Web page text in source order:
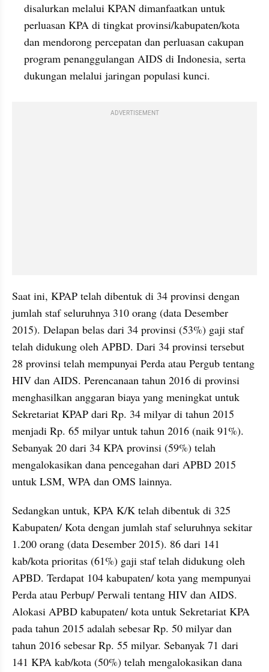
disalurkan melalui KPAN dimanfaatkan untuk
perluasan KPA di tingkat provinsi/kabupaten/kota
dan mendorong percepatan dan perluasan cakupan
program penanggulangan AIDS di Indonesia, serta
dukungan melalui jaringan populasi kunci.
ADVERTISEMENT
Saat ini, KPAP telah dibentuk di 34 provinsi dengan
jumlah staf seluruhnya 310 orang (data Desember
2015). Delapan belas dari 34 provinsi (53%) gaji staf
telah didukung oleh APBD. Dari 34 provinsi tersebut
28 provinsi telah mempunyai Perda atau Pergub tentang
HIV dan AIDS. Perencanaan tahun 2016 di provinsi
menghasilkan anggaran biaya yang meningkat untuk
Sekretariat KPAP dari Rp. 34 milyar di tahun 2015
menjadi Rp. 65 milyar untuk tahun 2016 (naik 91%).
Sebanyak 20 dari 34 KPA provinsi (59%) telah
mengalokasikan dana pencegahan dari APBD 2015
untuk LSM, WPA dan OMS lainnya.
Sedangkan untuk, KPA K/K telah dibentuk di 325
Kabupaten/ Kota dengan jumlah staf seluruhnya sekitar
1.200 orang (data Desember 2015). 86 dari 141
kab/kota prioritas (61%) gaji staf telah didukung oleh
APBD. Terdapat 104 kabupaten/ kota yang mempunyai
Perda atau Perbup/ Perwali tentang HIV dan AIDS.
Alokasi APBD kabupaten/ kota untuk Sekretariat KPA
pada tahun 2015 adalah sebesar Rp. 50 milyar dan
tahun 2016 sebesar Rp. 55 milyar. Sebanyak 71 dari
141 KPA kab/kota (50%) telah mengalokasikan dana